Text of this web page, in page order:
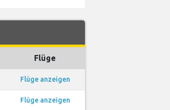
Flüge
Flüge anzeigen
Flüge anzeigen